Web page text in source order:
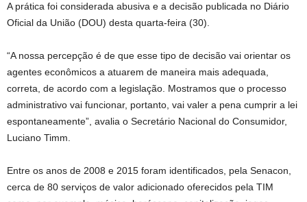
A prática foi considerada abusiva e a decisão publicada no Diário
Oficial da União (DOU) desta quarta-feira (30).
“A nossa percepção é de que esse tipo de decisão vai orientar os
agentes econômicos a atuarem de maneira mais adequada,
correta, de acordo com a legislação. Mostramos que o processo
administrativo vai funcionar, portanto, vai valer a pena cumprir a lei
espontaneamente”, avalia o Secretário Nacional do Consumidor,
Luciano Timm.
Entre os anos de 2008 e 2015 foram identificados, pela Senacon,
cerca de 80 serviços de valor adicionado oferecidos pela TIM